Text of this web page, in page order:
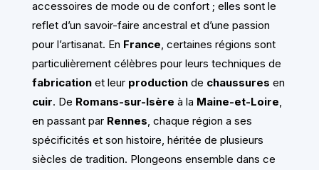
accessoires de mode ou de confort ; elles sont le
reflet d’un savoir-faire ancestral et d’une passion
pour l’artisanat. En France , certaines régions sont
particulièrement célèbres pour leurs techniques de
fabricationet leur productionde chaussures en
cuir. De Romans-sur-Isère à la Maine-et-Loire
en passant par Rennes , chaque région a ses
spécificités et son histoire, héritée de plusieurs
siècles de tradition. Plongeons ensemble dans ce